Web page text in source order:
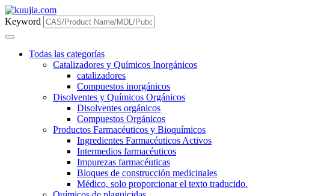
Keyword
Todas las categorías
Catalizadores y Químicos Inorgánicos
catalizadores
Compuestos inorgánicos
Disolventes y Químicos Orgánicos
Disolventes orgánicos
Compuestos Orgánicos
Productos Farmacéuticos y Bioquímicos
Ingredientes Farmacéuticos Activos
Intermedios farmacéuticos
Impurezas farmacéuticas
Bloques de construcción medicinales
Médico, solo proporcionar el texto traducido.